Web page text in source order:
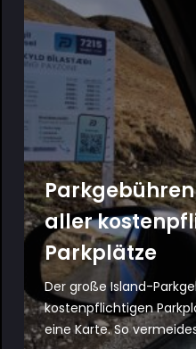
aller
Parkplätze
Der große Island-
kostenpflichtigen
eine Karte. So